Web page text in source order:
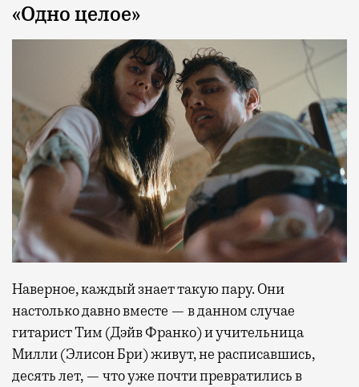
«Одно целое»
Наверное, каждый знает такую пару. Они
настолько давно вместе — в данном случае
гитарист Тим (Дэйв Франко) и учительница
Милли (Элисон Бри) живут, не расписавшись,
десять лет, — что уже почти превратились в